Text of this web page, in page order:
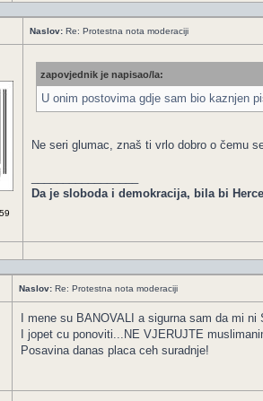
Naslov: Re: Protestna nota moderaciji
zapovjednik je napisao/la:
U onim postovima gdje sam bio kaznjen
Ne seri glumac, znaš ti vrlo dobro o čemu
Da je sloboda i demokracija, bila bi
Naslov: Re: Protestna nota moderaciji
I mene su BANOVALI a sigurna sam da mi ni
I jopet cu ponoviti...NE VJERUJTE
Posavina danas placa ceh suradnje!